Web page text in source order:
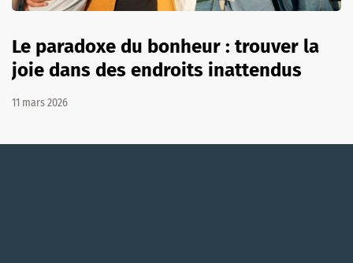
Le paradoxe du bonheur : trouver la
joie dans des endroits inattendus
11 mars 2026